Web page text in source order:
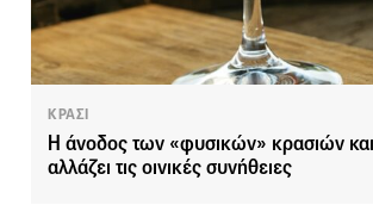
ΚΡΑΣΙ
Η άνοδος των «φυσικών» κρασιών
αλλάζει τις οινικές συνήθειες